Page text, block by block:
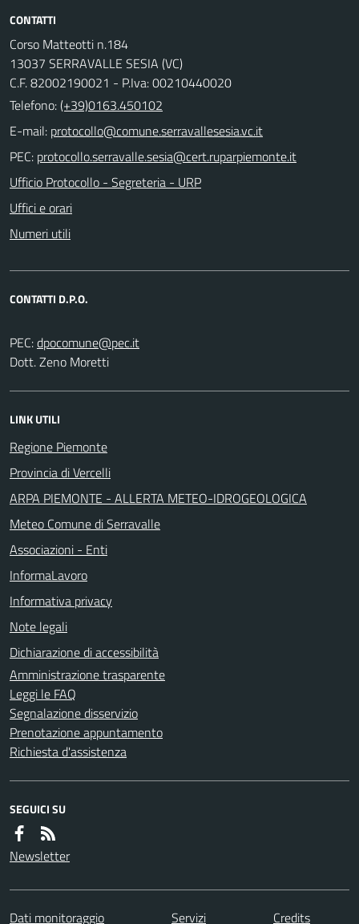
CONTATTI
Corso Matteotti n.184
13037 SERRAVALLE SESIA (VC)
C.F. 82002190021 - P.Iva: 00210440020
Telefono:(+39)0163.450102
E-mail:
PEC:
Ufficio Protocollo - Segreteria - URP
Uffici e orari
Numeri utili
CONTATTI D.P.O.
PEC:
Dott. Zeno Moretti
LINK UTILI
Regione Piemonte
Provincia di Vercelli
ARPA PIEMONTE - ALLERTA METEO-IDROGEOLOGICA
Meteo Comune di Serravalle
Associazioni - Enti
InformaLavoro
Informativa privacy
Note legali
Dichiarazione di accessibilità
Amministrazione trasparente
Leggi le FAQ
Segnalazione disservizio
Prenotazione appuntamento
Richiesta d'assistenza
SEGUICI SU
Newsletter
Dati monitoraggio Servizi Credits